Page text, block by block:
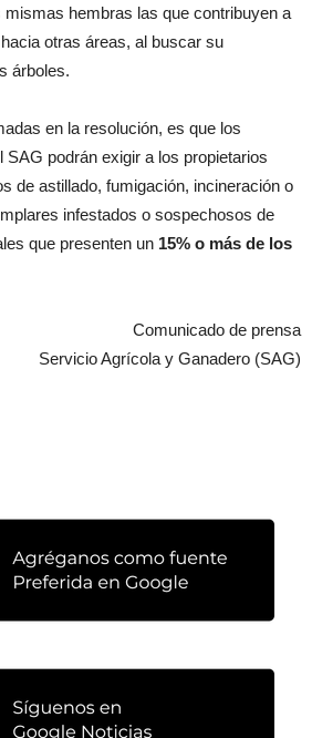
mismas hembras las que contribuyen a
otras áreas, al buscar su
árboles.
en la resolución, es que los
SAG podrán exigir a los propietarios
de astillado, fumigación, incineración o
infestados o sospechosos de
que presenten un 15% o más de los
Comunicado de prensa
Servicio Agrícola y Ganadero (SAG)